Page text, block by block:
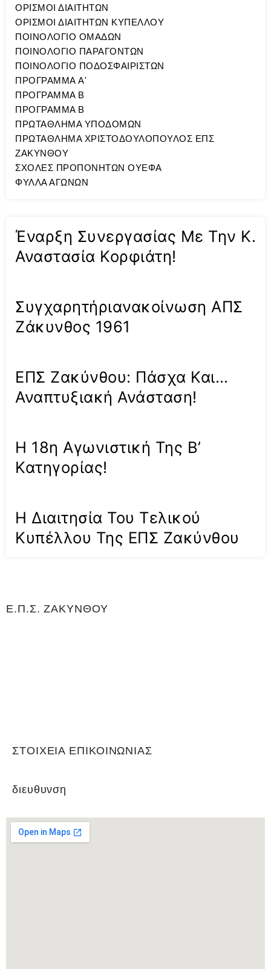
ΟΡΙΣΜΟΙ ΔΙΑΙΤΗΤΩΝ
ΟΡΙΣΜΟΙ ΔΙΑΙΤΗΤΩΝ ΚΥΠΕΛΛΟΥ
ΠΟΙΝΟΛΟΓΙΟ ΟΜΑΔΩΝ
ΠΟΙΝΟΛΟΓΙΟ ΠΑΡΑΓΟΝΤΩΝ
ΠΟΙΝΟΛΟΓΙΟ ΠΟΔΟΣΦΑΙΡΙΣΤΩΝ
ΠΡΟΓΡΑΜΜΑ A'
ΠΡΟΓΡΑΜΜΑ Β
ΠΡΟΓΡΑΜΜΑ Β
ΠΡΩΤΑΘΛΗΜΑ ΥΠΟΔΟΜΩΝ
ΠΡΩΤΑΘΛΗΜΑ ΧΡΙΣΤΟΔΟΥΛΟΠΟΥΛΟΣ ΕΠΣ
ΖΑΚΥΝΘΟΥ
ΣΧΟΛΕΣ ΠΡΟΠΟΝΗΤΩΝ ΟΥΕΦΑ
ΦΥΛΛΑ ΑΓΩΝΩΝ
Έναρξη Συνεργασίας Με Την Κ.
Αναστασία Κορφιάτη!
Συγχαρητήριανακοίνωση ΑΠΣ
Ζάκυνθος 1961
ΕΠΣ Ζακύνθου: Πάσχα Και…
Αναπτυξιακή Ανάσταση!
Η 18η Αγωνιστική Της Β’
Κατηγορίας!
Η Διαιτησία Του Τελικού
Κυπέλλου Της ΕΠΣ Ζακύνθου
Ε.Π.Σ. ΖΑΚΥΝΘΟΥ
ΣΤΟΙΧΕΙΑ ΕΠΙΚΟΙΝΩΝΙΑΣ
διευθυνση